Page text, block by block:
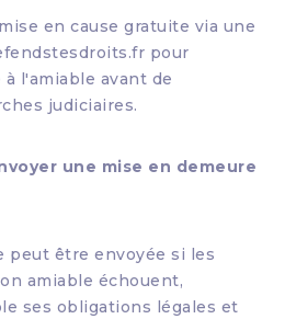
en cause gratuite via une
pour
l'amiable avant de
judiciaires.
une mise en demeure
peut être envoyée si les
amiable échouent,
ses obligations légales et